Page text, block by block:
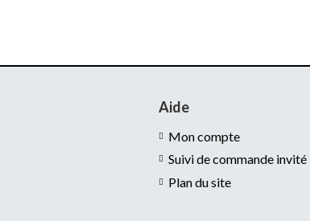
Aide
Mon compte
Suivi de commande invité
Plan du site